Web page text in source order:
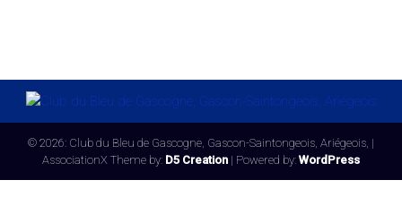
© 2026: Club du Bleu de Gascogne, Gascon-Saintongeois, Ariégeois, |
AssociationX Theme by: D5 Creation | Powered by: WordPress